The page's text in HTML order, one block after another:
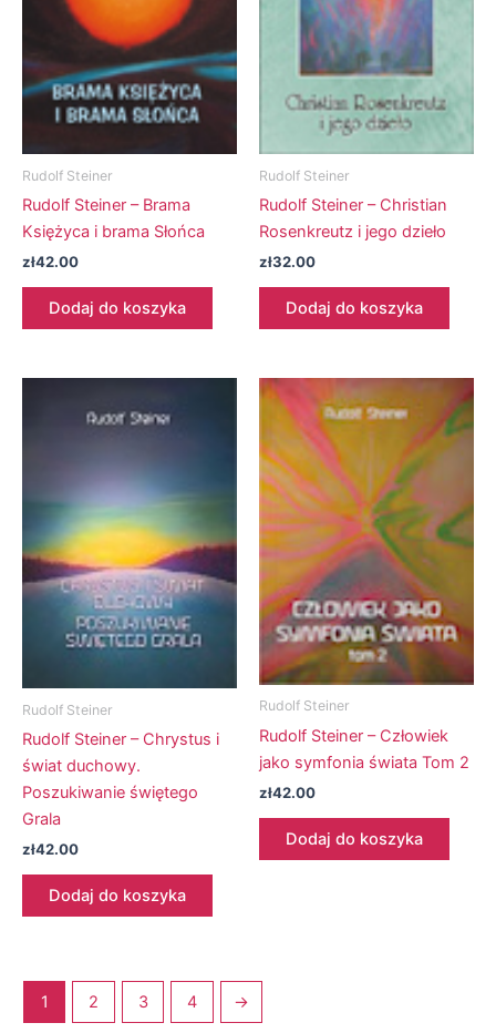
Rudolf Steiner
Rudolf Steiner – Brama
Księżyca i brama Słońca
zł42.00
Dodaj do koszyka
Rudolf Steiner
Rudolf Steiner – Christian
Rosenkreutz i jego dzieło
zł32.00
Dodaj do koszyka
Rudolf Steiner
Rudolf Steiner – Chrystus i
świat duchowy.
Poszukiwanie świętego
Grala
zł42.00
Dodaj do koszyka
Rudolf Steiner
Rudolf Steiner – Człowiek
jako symfonia świata Tom 2
zł42.00
Dodaj do koszyka
1 2 3 4 →